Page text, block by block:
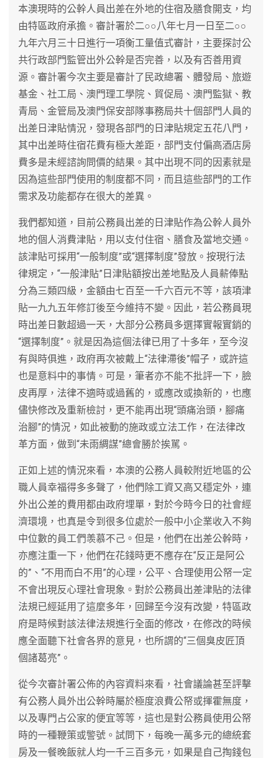
本澳現時的公幹人員出差在外地的住宿及膳食開支，均
由特區政府承擔。審計署於二○○八年七月一日至二○○
九年六月三十日進行一項衡工量值式審計，主要探討公
共行政部門監管出外公幹是否完善，以及有否善用資
源。審計署今次主要是審計了民政總署、體發局、旅遊
基金、社工局、澳門理工學院、貿促局、澳門監獄、教
青局、金管局及澳門保安部隊事務局共十個部門人員的
出差日津貼情況，發現各部門的日津貼規定五花八門，
其中出差時住宿花費有極大差距，部門支付偏高酒店房
費多是未經諮詢問價的結果。其中出現不同的因素就是
因為這些部門使用的制度都不同，而且這些部門的工作
需求及功能都存在很大的差異。
我們都知道，目前公務員出差的日津貼作為公幹人員外
地的個人消費津貼，用以支付住宿、膳食及當地交通。
該津貼可採用“一般制度”或“選擇制度”發放。按現行法
律規定，“一般津貼”日津貼額按出差地點及人員薪俸點
分為三類四級，金額由七百至一千六百元不等，該項津
貼一九九五年修訂後至今維持不變。因此，若公務員現
時出差日數超過一天，大部分公務員多選擇實報實銷的
“選擇制度”。就是因為這個法律已用了十多年，至今沒
有與時俱進，政府再次被戴上“法律滯後”帽子，或許這
也是意料中的事情。可是，筆者亦不能不批評一下，臉
皮再厚，法律不適時或過舊的，或應改或換新的，也應
儘快修改及重新檢討，更不能再出現“頭痛治頭，腳痛
治腳”的情況，如此被動的施政或立法工作，在法律改
革方面，做到“未雨綢謀”總會勝於挨駡。
正如上述的情況來看，本澳的公務人員較附近地區的公
職人員幸福得多多聲了，他們除工資又高又穩定外，連
外出公差的費用都由政府埋單，對於今時今日的社會經
濟環境，也真是令到很多位處於一般中小企業收入不夠
中位數的員工們羡慕不己。但是，他們在出差公幹時，
亦應注重一下，他們在花錢時更不應存在“反正是阿公
的”、“不用而白不用”的心理，公平、合理使用公帑一定
不會出現反心理社會現象。對於公務員出差津貼的法律
法規已經延用了這麼多年，回歸至今沒有改變，特區政
府是時候對該法律法規進行全面的修改，在修改的時候
應全面聽下社會各界的意見，也所謂的“三個臭皮匠頂
個諸葛亮”。
從今次審計署公佈的內容資料來看，社會議論甚至評擊
有公務人員外出公幹時屬於極度浪費公帑或揮霍無度，
以及專門占公家的便宜等等，這也是對公務員使用公帑
時的一種鞭策或警號。試問下，每晚一萬多元的總統套
房及一餐晚飯就人均一千三百多元，如果是自己掏錢包